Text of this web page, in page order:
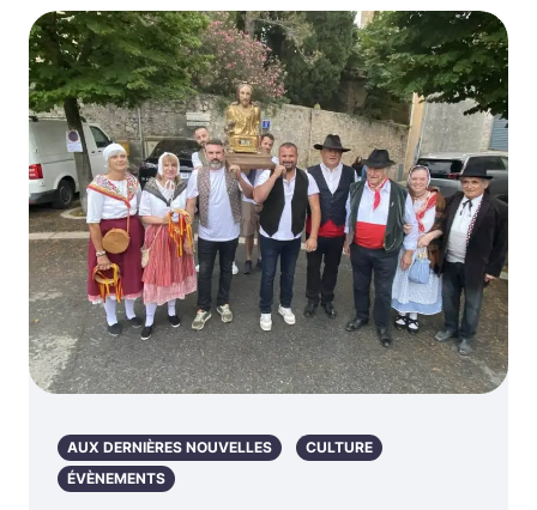
AUX DERNIÈRES NOUVELLES
CULTURE
ÉVÈNEMENTS